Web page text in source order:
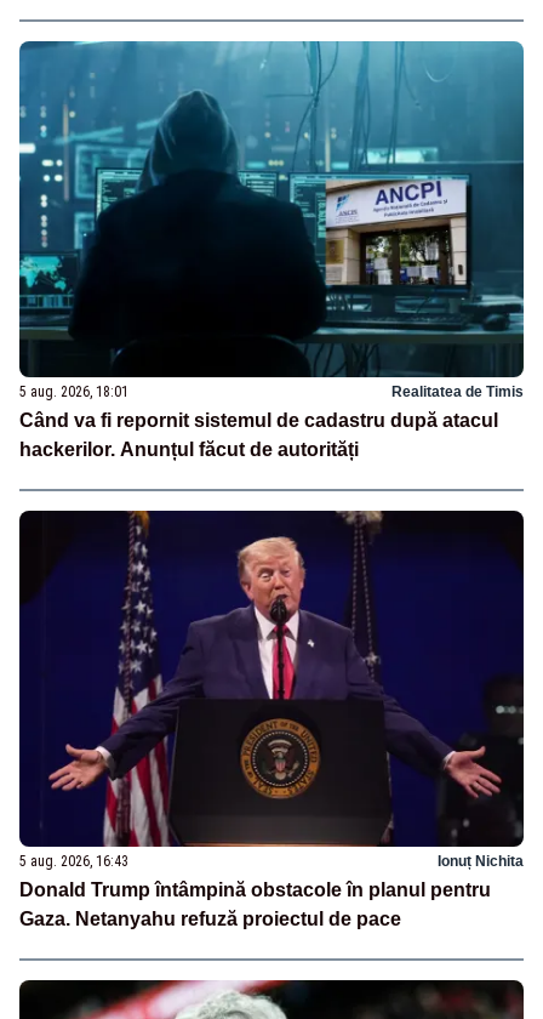
5 aug. 2026, 18:01 Realitatea de Timis
Când va fi repornit sistemul de cadastru după atacul
hackerilor. Anunțul făcut de autorități
5 aug. 2026, 16:43 Ionuț Nichita
Donald Trump întâmpină obstacole în planul pentru
Gaza. Netanyahu refuză proiectul de pace